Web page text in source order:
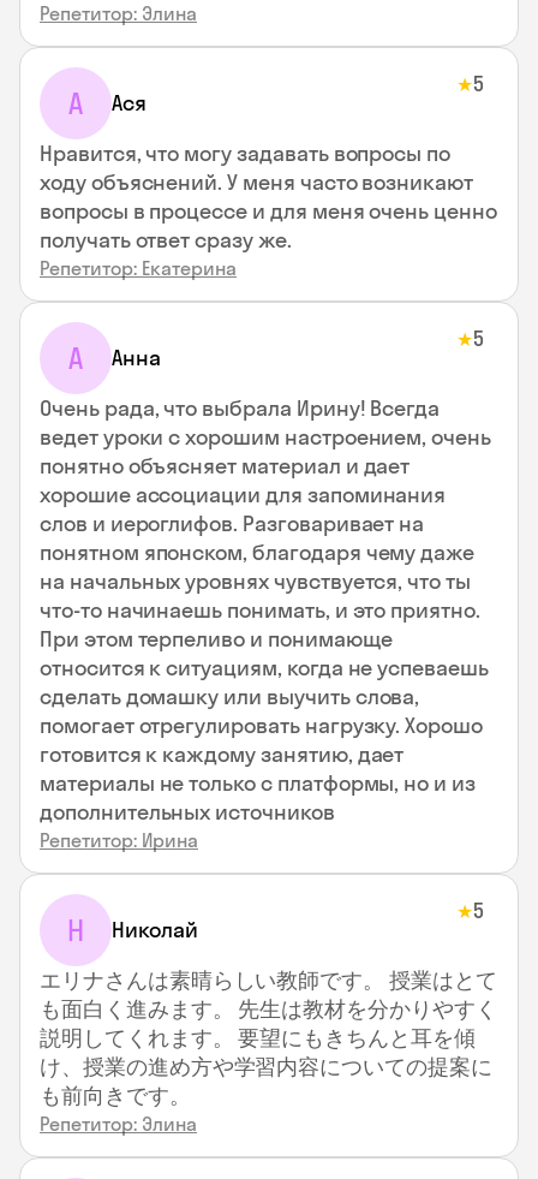
Репетитор: Элина
А Ася
★5
Нравится, что могу задавать вопросы по
ходу объяснений. У меня часто возникают
вопросы в процессе и для меня очень ценно
получать ответ сразу же.
Репетитор: Екатерина
А Анна
★5
Очень рада, что выбрала Ирину! Всегда
ведет уроки с хорошим настроением, очень
понятно объясняет материал и дает
хорошие ассоциации для запоминания
слов и иероглифов. Разговаривает на
понятном японском, благодаря чему даже
на начальных уровнях чувствуется, что ты
что-то начинаешь понимать, и это приятно.
При этом терпеливо и понимающе
относится к ситуациям, когда не успеваешь
сделать домашку или выучить слова,
помогает отрегулировать нагрузку. Хорошо
готовится к каждому занятию, дает
материалы не только с платформы, но и из
дополнительных источников
Репетитор: Ирина
Н Николай
★5
エリナさんは素晴らしい教師です。 授業はとて
も面白く進みます。 先生は教材を分かりやすく
説明してくれます。 要望にもきちんと耳を傾
け、授業の進め方や学習内容についての提案に
も前向きです。
Репетитор: Элина